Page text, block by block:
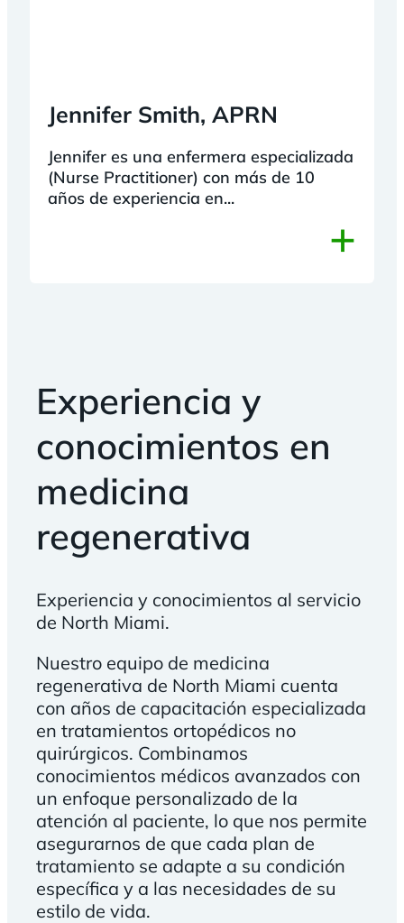
Jennifer Smith, APRN
Jennifer es una enfermera especializada
(Nurse Practitioner) con más de 10
años de experiencia en...
+
Experiencia y
conocimientos en
medicina
regenerativa
Experiencia y conocimientos al servicio
de North Miami.
Nuestro equipo de medicina
regenerativa de North Miami cuenta
con años de capacitación especializada
en tratamientos ortopédicos no
quirúrgicos. Combinamos
conocimientos médicos avanzados con
un enfoque personalizado de la
atención al paciente, lo que nos permite
asegurarnos de que cada plan de
tratamiento se adapte a su condición
específica y a las necesidades de su
estilo de vida.